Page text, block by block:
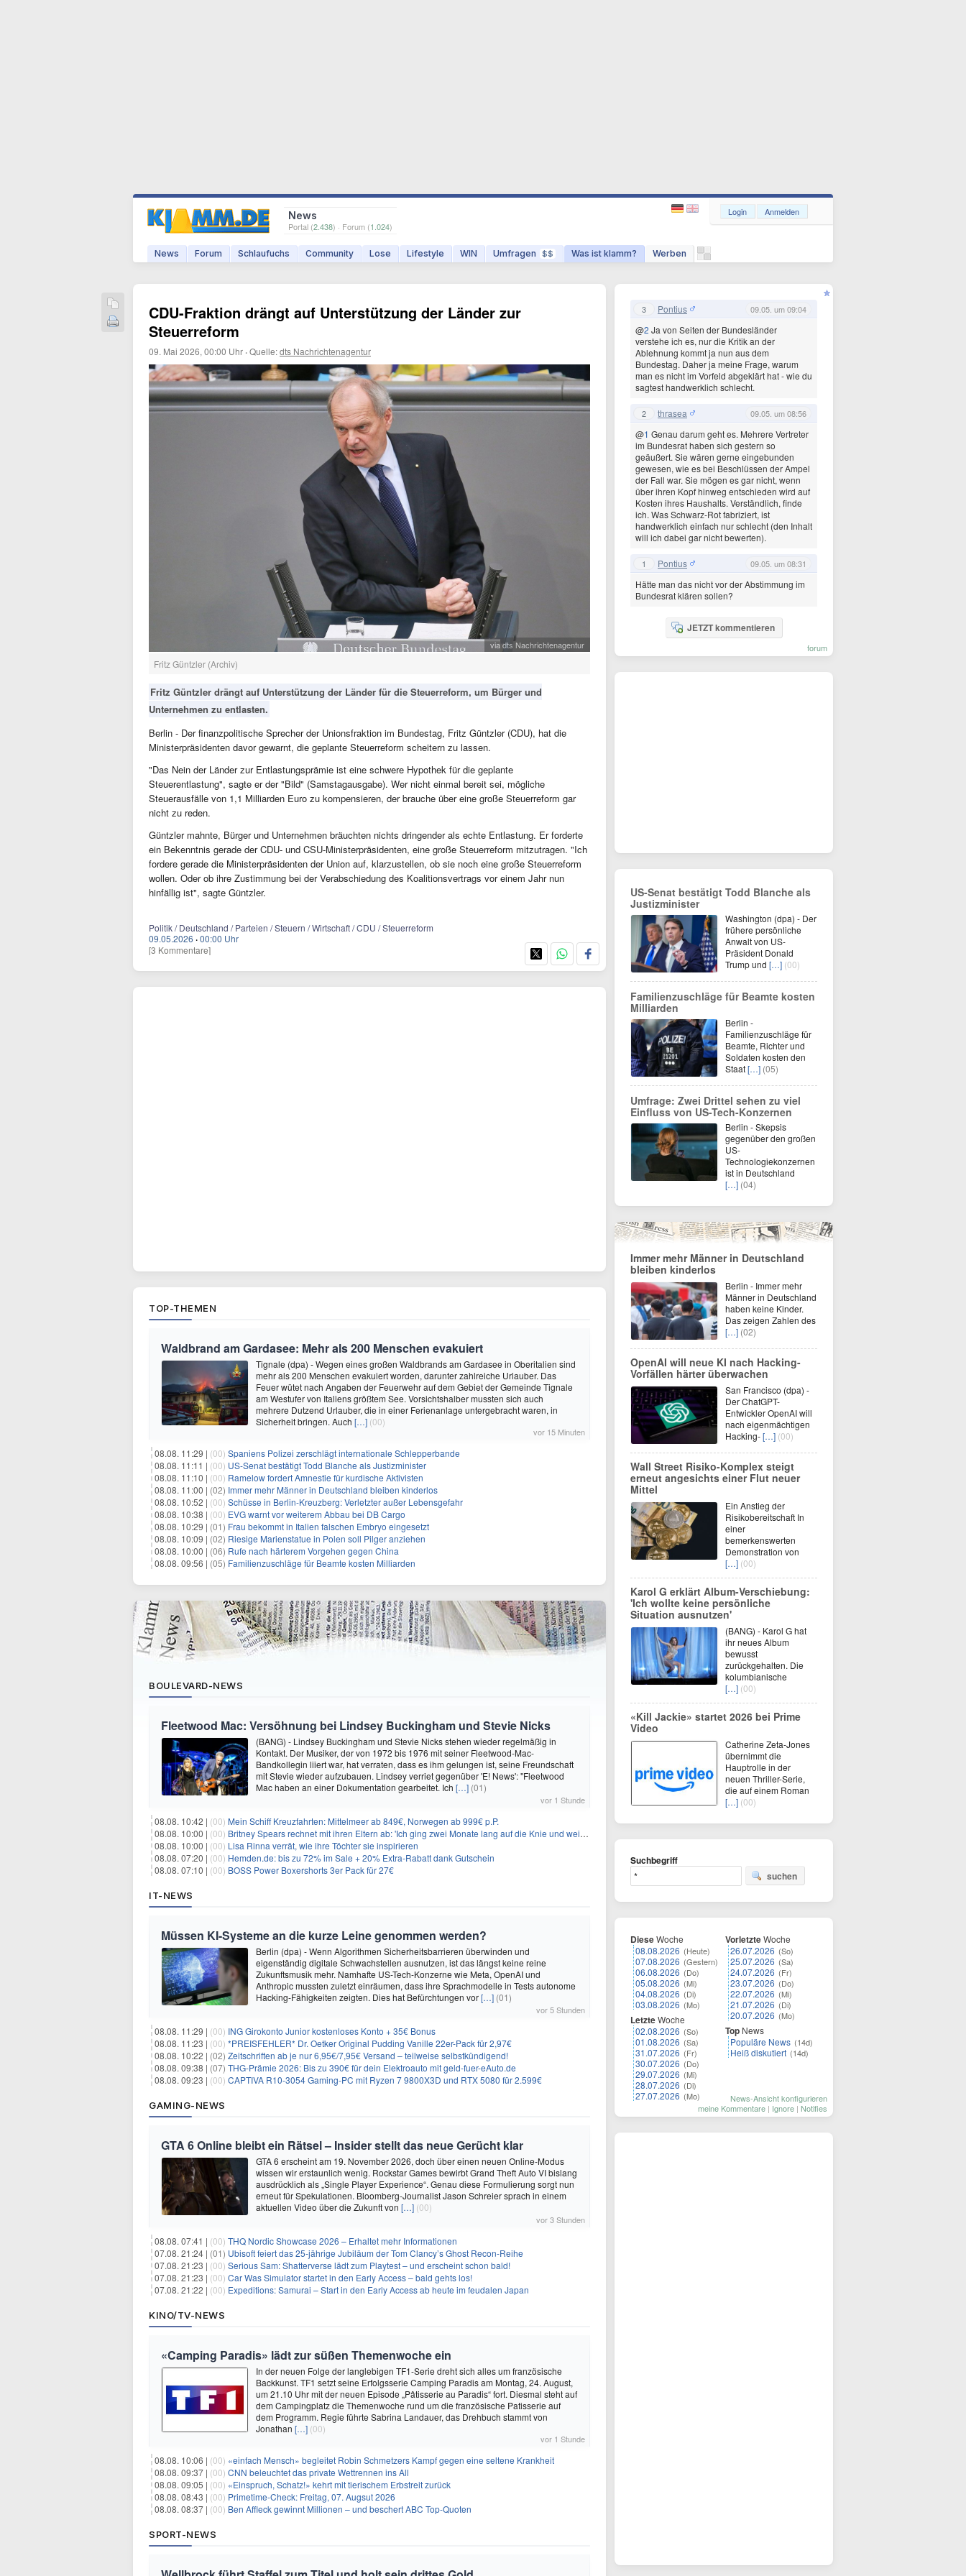
News
Portal (2.438) · Forum (1.024)
News Forum Schlaufuchs Community Lose Lifestyle WIN Umfragen $$ Was ist klamm? Werben
Login Anmelden
CDU-Fraktion drängt auf Unterstützung der Länder zur
Steuerreform
09. Mai 2026, 00:00 Uhr ·Quelle:dts Nachrichtenagentur
via dts Nachrichtenagentur
Fritz Güntzler (Archiv)
Fritz Güntzler drängt auf Unterstützung der Länder für die Steuerreform, um Bürger und
Unternehmen zu entlasten.
Berlin - Der finanzpolitische Sprecher der Unionsfraktion im Bundestag, Fritz Güntzler (CDU), hat die
Ministerpräsidenten davor gewarnt, die geplante Steuerreform scheitern zu lassen.
"Das Nein der Länder zur Entlastungsprämie ist eine schwere Hypothek für die geplante
Steuerentlastung", sagte er der "Bild" (Samstagausgabe). Wer nicht einmal bereit sei, mögliche
Steuerausfälle von 1,1 Milliarden Euro zu kompensieren, der brauche über eine große Steuerreform gar
nicht zu reden.
Güntzler mahnte, Bürger und Unternehmen bräuchten nichts dringender als echte Entlastung. Er forderte
ein Bekenntnis gerade der CDU- und CSU-Ministerpräsidenten, eine große Steuerreform mitzutragen. "Ich
fordere gerade die Ministerpräsidenten der Union auf, klarzustellen, ob sie noch eine große Steuerreform
wollen. Oder ob ihre Zustimmung bei der Verabschiedung des Koalitionsvertrags vor einem Jahr nun
hinfällig ist", sagte Güntzler.
Politik / Deutschland / Parteien / Steuern / Wirtschaft / CDU / Steuerreform
09.05.2026 ·00:00 Uhr
[3 Kommentare]
TOP-THEMEN
Waldbrand am Gardasee: Mehr als 200 Menschen evakuiert
Tignale (dpa) - Wegen eines großen Waldbrands am Gardasee in Oberitalien sind
mehr als 200 Menschen evakuiert worden, darunter zahlreiche Urlauber. Das
Feuer wütet nach Angaben der Feuerwehr auf dem Gebiet der Gemeinde Tignale
am Westufer von Italiens größtem See. Vorsichtshalber mussten sich auch
mehrere Dutzend Urlauber, die in einer Ferienanlage untergebracht waren, in
Sicherheit bringen. Auch […] (00)
vor 15 Minuten
08.08. 11:29 | (00) Spaniens Polizei zerschlägt internationale Schlepperbande
08.08. 11:11 | (00) US-Senat bestätigt Todd Blanche als Justizminister
08.08. 11:10 | (00) Ramelow fordert Amnestie für kurdische Aktivisten
08.08. 11:00 | (02) Immer mehr Männer in Deutschland bleiben kinderlos
08.08. 10:52 | (00) Schüsse in Berlin-Kreuzberg: Verletzter außer Lebensgefahr
08.08. 10:38 | (00) EVG warnt vor weiterem Abbau bei DB Cargo
08.08. 10:29 | (01) Frau bekommt in Italien falschen Embryo eingesetzt
08.08. 10:09 | (02) Riesige Marienstatue in Polen soll Pilger anziehen
08.08. 10:00 | (06) Rufe nach härterem Vorgehen gegen China
08.08. 09:56 | (05) Familienzuschläge für Beamte kosten Milliarden
BOULEVARD-NEWS
Fleetwood Mac: Versöhnung bei Lindsey Buckingham und Stevie Nicks
(BANG) - Lindsey Buckingham und Stevie Nicks stehen wieder regelmäßig in
Kontakt. Der Musiker, der von 1972 bis 1976 mit seiner Fleetwood-Mac-
Bandkollegin liiert war, hat verraten, dass es ihm gelungen ist, seine Freundschaft
mit Stevie wieder aufzubauen. Lindsey verriet gegenüber 'E! News': "Fleetwood
Mac haben an einer Dokumentation gearbeitet. Ich […] (01)
vor 1 Stunde
08.08. 10:42 | (00) Mein Schiff Kreuzfahrten: Mittelmeer ab 849€, Norwegen ab 999€ p.P.
08.08. 10:00 | (00) Britney Spears rechnet mit ihren Eltern ab: 'Ich ging zwei Monate lang auf die Knie und weinte'
08.08. 10:00 | (00) Lisa Rinna verrät, wie ihre Töchter sie inspirieren
08.08. 07:20 | (00) Hemden.de: bis zu 72% im Sale + 20% Extra-Rabatt dank Gutschein
08.08. 07:10 | (00) BOSS Power Boxershorts 3er Pack für 27€
IT-NEWS
Müssen KI-Systeme an die kurze Leine genommen werden?
Berlin (dpa) - Wenn Algorithmen Sicherheitsbarrieren überwinden und
eigenständig digitale Schwachstellen ausnutzen, ist das längst keine reine
Zukunftsmusik mehr. Namhafte US-Tech-Konzerne wie Meta, OpenAI und
Anthropic mussten zuletzt einräumen, dass ihre Sprachmodelle in Tests autonome
Hacking-Fähigkeiten zeigten. Dies hat Befürchtungen vor[…] (01)
vor 5 Stunden
08.08. 11:29 | (00) ING Girokonto Junior kostenloses Konto + 35€ Bonus
08.08. 11:23 | (00) *PREISFEHLER* Dr. Oetker Original Pudding Vanille 22er-Pack für 2,97€
08.08. 10:22 | (02) Zeitschriften ab je nur 6,95€/7,95€ Versand – teilweise selbstkündigend!
08.08. 09:38 | (07) THG-Prämie 2026: Bis zu 390€ für dein Elektroauto mit geld-fuer-eAuto.de
08.08. 09:23 | (00) CAPTIVA R10-3054 Gaming-PC mit Ryzen 7 9800X3D und RTX 5080 für 2.599€
GAMING-NEWS
GTA 6 Online bleibt ein Rätsel – Insider stellt das neue Gerücht klar
GTA 6 erscheint am 19. November 2026, doch über einen neuen Online-Modus
wissen wir erstaunlich wenig. Rockstar Games bewirbt Grand Theft Auto VI bislang
ausdrücklich als „Single Player Experience“. Genau diese Formulierung sorgt nun
erneut für Spekulationen. Bloomberg-Journalist Jason Schreier sprach in einem
aktuellen Video über die Zukunft von […] (00)
vor 3 Stunden
08.08. 07:41 | (00) THQ Nordic Showcase 2026 – Erhaltet mehr Informationen
07.08. 21:24 | (01) Ubisoft feiert das 25-jährige Jubiläum der Tom Clancy’s Ghost Recon-Reihe
07.08. 21:23 | (00) Serious Sam: Shatterverse lädt zum Playtest – und erscheint schon bald!
07.08. 21:23 | (00) Car Was Simulator startet in den Early Access – bald gehts los!
07.08. 21:22 | (00) Expeditions: Samurai – Start in den Early Access ab heute im feudalen Japan
KINO/TV-NEWS
«Camping Paradis» lädt zur süßen Themenwoche ein
In der neuen Folge der langlebigen TF1-Serie dreht sich alles um französische
Backkunst. TF1 setzt seine Erfolgsserie Camping Paradis am Montag, 24. August,
um 21.10 Uhr mit der neuen Episode „Pâtisserie au Paradis“ fort. Diesmal steht auf
dem Campingplatz die Themenwoche rund um die französische Patisserie auf
dem Programm. Regie führte Sabrina Landauer, das Drehbuch stammt von
Jonathan […] (00)
vor 1 Stunde
08.08. 10:06 | (00) «einfach Mensch» begleitet Robin Schmetzers Kampf gegen eine seltene Krankheit
08.08. 09:37 | (00) CNN beleuchtet das private Wettrennen ins All
08.08. 09:05 | (00) «Einspruch, Schatz!» kehrt mit tierischem Erbstreit zurück
08.08. 08:43 | (00) Primetime-Check: Freitag, 07. Augsut 2026
08.08. 08:37 | (00) Ben Affleck gewinnt Millionen – und beschert ABC Top-Quoten
SPORT-NEWS
3 Pontius 09.05. um 09:04
@2 Ja von Seiten der Bundesländer
verstehe ich es, nur die Kritik an der
Ablehnung kommt ja nun aus dem
Bundestag. Daher ja meine Frage, warum
man es nicht im Vorfeld abgeklärt hat - wie du
sagtest handwerklich schlecht.
2 thrasea 09.05. um 08:56
@1 Genau darum geht es. Mehrere Vertreter
im Bundesrat haben sich gestern so
geäußert. Sie wären gerne eingebunden
gewesen, wie es bei Beschlüssen der Ampel
der Fall war. Sie mögen es gar nicht, wenn
über ihren Kopf hinweg entschieden wird auf
Kosten ihres Haushalts. Verständlich, finde
ich. Was Schwarz-Rot fabriziert, ist
handwerklich einfach nur schlecht (den Inhalt
will ich dabei gar nicht bewerten).
1 Pontius 09.05. um 08:31
Hätte man das nicht vor der Abstimmung im
Bundesrat klären sollen?
JETZT kommentieren
forum
US-Senat bestätigt Todd Blanche als
Justizminister
Washington (dpa) - Der
frühere persönliche
Anwalt von US-
Präsident Donald
Trump und […] (00)
Familienzuschläge für Beamte kosten
Milliarden
Berlin -
Familienzuschläge für
Beamte, Richter und
Soldaten kosten den
Staat[…] (05)
Umfrage: Zwei Drittel sehen zu viel
Einfluss von US-Tech-Konzernen
Berlin - Skepsis
gegenüber den großen
US-
Technologiekonzernen
ist in Deutschland
[…] (04)
Immer mehr Männer in Deutschland
bleiben kinderlos
Berlin - Immer mehr
Männer in Deutschland
haben keine Kinder.
Das zeigen Zahlen des
[…] (02)
OpenAI will neue KI nach Hacking-
Vorfällen härter überwachen
San Francisco (dpa) -
Der ChatGPT-
Entwickler OpenAI will
nach eigenmächtigen
Hacking-[…] (00)
Wall Street Risiko-Komplex steigt
erneut angesichts einer Flut neuer
Mittel
Ein Anstieg der
Risikobereitschaft In
einer
bemerkenswerten
Demonstration von
[…] (00)
Karol G erklärt Album-Verschiebung:
'Ich wollte keine persönliche
Situation ausnutzen'
(BANG) - Karol G hat
ihr neues Album
bewusst
zurückgehalten. Die
kolumbianische
[…] (00)
«Kill Jackie» startet 2026 bei Prime
Video
Catherine Zeta-Jones
übernimmt die
Hauptrolle in der
neuen Thriller-Serie,
die auf einem Roman
[…] (00)
Suchbegriff
suchen
DieseWoche
08.08.2026 (Heute)
07.08.2026 (Gestern)
06.08.2026 (Do)
05.08.2026 (Mi)
04.08.2026 (Di)
03.08.2026 (Mo)
LetzteWoche
02.08.2026 (So)
01.08.2026 (Sa)
31.07.2026 (Fr)
30.07.2026 (Do)
29.07.2026 (Mi)
28.07.2026 (Di)
27.07.2026 (Mo)
VorletzteWoche
26.07.2026 (So)
25.07.2026 (Sa)
24.07.2026 (Fr)
23.07.2026 (Do)
22.07.2026 (Mi)
21.07.2026 (Di)
20.07.2026 (Mo)
Top News
Populäre News (14d)
Heiß diskutiert (14d)
News-Ansicht konfigurieren
meine Kommentare | Ignore | Notifies